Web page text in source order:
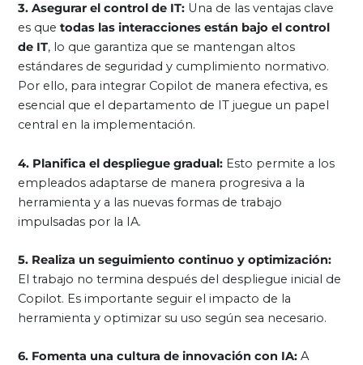
3. Asegurar el control de IT: Una de las ventajas clave
es que todas las interacciones están bajo el control
de IT, lo que garantiza que se mantengan altos
estándares de seguridad y cumplimiento normativo.
Por ello, para integrar Copilot de manera efectiva, es
esencial que el departamento de IT juegue un papel
central en la implementación.
4. Planifica el despliegue gradual:Esto permite a los
empleados adaptarse de manera progresiva a la
herramienta y a las nuevas formas de trabajo
impulsadas por la IA.
5. Realiza un seguimiento continuo y optimización:
El trabajo no termina después del despliegue inicial de
Copilot. Es importante seguir el impacto de la
herramienta y optimizar su uso según sea necesario.
6. Fomenta una cultura de innovación con IA: A